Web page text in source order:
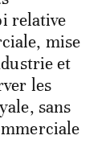
relative
mise
et
les
sans